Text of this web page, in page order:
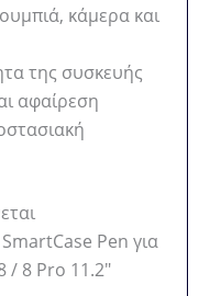
κάμερα και
της συσκευής
αφαίρεση
Pen για
/ 8 Pro 11.2″